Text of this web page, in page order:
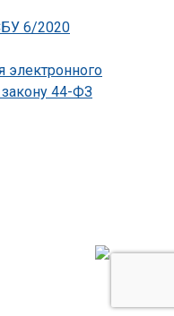
6/2020
электронного
44-ФЗ